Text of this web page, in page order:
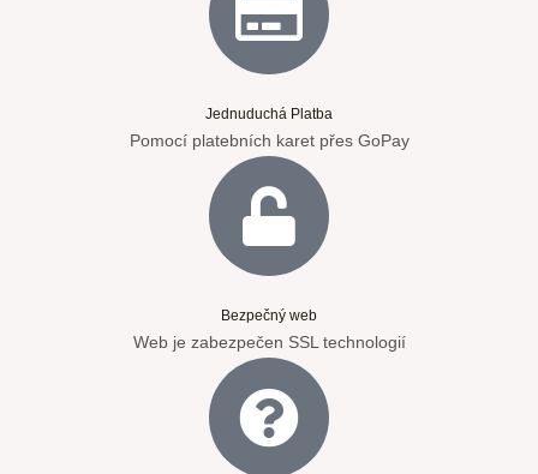
Jednuduchá Platba
Pomocí platebních karet přes GoPay
Bezpečný web
Web je zabezpečen SSL technologií